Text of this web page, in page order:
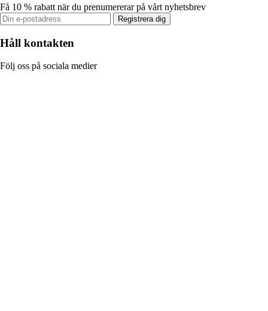
Få 10 % rabatt när du prenumererar på vårt nyhetsbrev
Registrera dig
Håll kontakten
Följ oss på sociala medier